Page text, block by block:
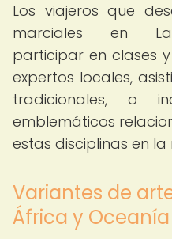
Los viajeros que
marciales en
participar en clases
expertos locales,
tradicionales, o
emblemáticos
estas disciplinas en la
Variantes de
África y Oceanía